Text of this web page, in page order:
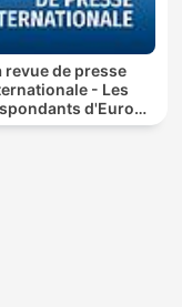
revue de presse
- Les
d'Europe
1